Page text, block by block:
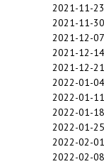
2021-11-23
2021-11-30
2021-12-07
2021-12-14
2021-12-21
2022-01-04
2022-01-11
2022-01-18
2022-01-25
2022-02-01
2022-02-08